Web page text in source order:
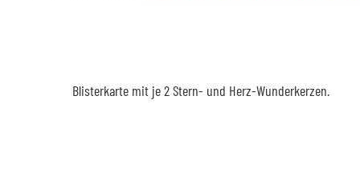
Blisterkarte mit je 2 Stern- und Herz-Wunderkerzen.